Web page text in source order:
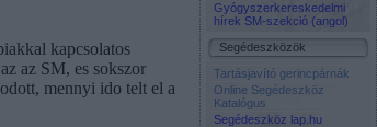
kapcsolatos
az SM, es sokszor
mennyi ido telt el a
Gyógyszerkereskedelmi
hírek SM-szekció (angol)
Segédeszközök
Tartásjavító gerincpárnák
Online Segédeszköz
Katalógus
Segédeszköz lap.hu